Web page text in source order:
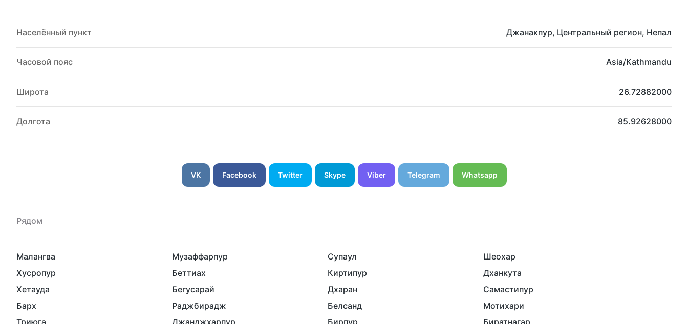
Населённый пункт Джанакпур, Центральный регион, Непал
Часовой пояс Asia/Kathmandu
Широта 26.72882000
Долгота 85.92628000
VK Facebook Twitter Skype Viber Telegram Whatsapp
Рядом
Малангва Музаффарпур Супаул
Шеохар
Хусропур
Беттиах Киртипур
Дханкута
Хетауда
Бегусарай Дхаран
Самастипур
Барх
Раджбирадж Белсанд
Мотихари
Триюга
Джанджхарпур Бирпур Биратнагар